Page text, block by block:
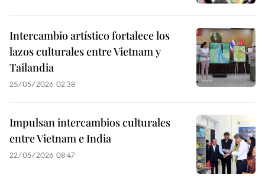
Intercambio artístico fortalece los
lazos culturales entre Vietnam y
Tailandia
25/05/2026 02:38
Impulsan intercambios culturales
entre Vietnam e India
22/05/2026 08:47